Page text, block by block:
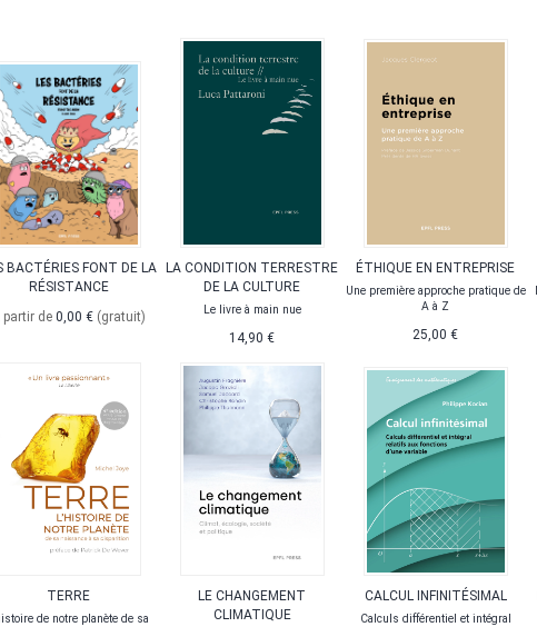
BACTÉRIES FONT DE LA
RÉSISTANCE
partir de 0,00 € (gratuit)
LA CONDITION TERRESTRE
DE LA CULTURE
Le livre à main nue
14,90 €
ÉTHIQUE EN ENTREPRISE
Une première approche pratique de
A à Z
25,00 €
TERRE
de notre planète de sa
LE CHANGEMENT
CLIMATIQUE
CALCUL INFINITÉSIMAL
Calculs différentiel et intégral